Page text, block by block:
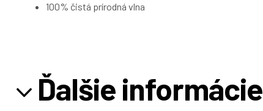
100% čistá prírodná vlna
Ďalšie informácie